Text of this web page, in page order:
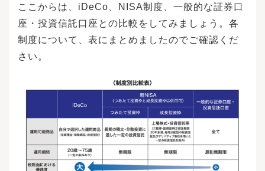
ここからは、iDeCo、NISA制度、一般的な証券口
座・投資信託口座との比較をしてみましょう。各
制度について、表にまとめましたのでご確認くだ
さい。